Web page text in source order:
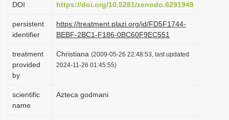
o
n
DOI https://doi.org/10.5281/zenodo.6291949
persistent
identifier
https://treatment.plazi.org/id/FD5F1744-
BEBF-2BC1-F186-0BC60F9EC551
treatment
provided
by
Christiana (2009-05-26 22:48:53, last updated
2024-11-26 01:45:55)
scientific
name
Azteca godmani